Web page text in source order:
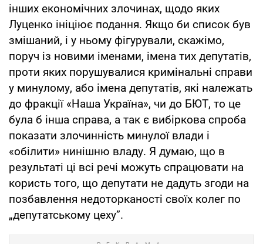
інших економічних злочинах, щодо яких
Луценко ініціює подання. Якщо би список був
змішаний, і у ньому фігурували, скажімо,
поруч із новими іменами, імена тих депутатів,
проти яких порушувалися кримінальні справи
у минулому, або імена депутатів, які належать
до фракції «Наша Україна», чи до БЮТ, то це
була б інша справа, а так є вибіркова спроба
показати злочинність минулої влади і
«обілити» нинішню владу. Я думаю, що в
результаті ці всі речі можуть спрацювати на
користь того, що депутати не дадуть згоди на
позбавлення недоторканості своїх колег по
„депутатському цеху”.